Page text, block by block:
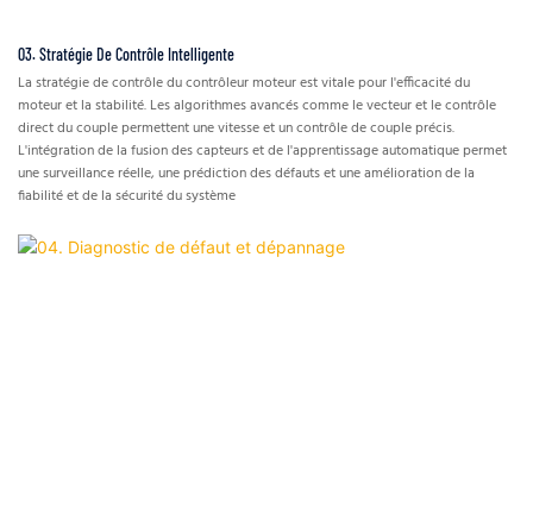
03. Stratégie De Contrôle Intelligente
La stratégie de contrôle du contrôleur moteur est vitale pour l'efficacité du
moteur et la stabilité. Les algorithmes avancés comme le vecteur et le contrôle
direct du couple permettent une vitesse et un contrôle de couple précis.
L'intégration de la fusion des capteurs et de l'apprentissage automatique permet
une surveillance réelle, une prédiction des défauts et une amélioration de la
fiabilité et de la sécurité du système